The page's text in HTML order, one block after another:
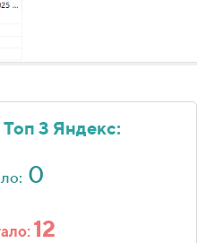
3 Яндекс:
0
12